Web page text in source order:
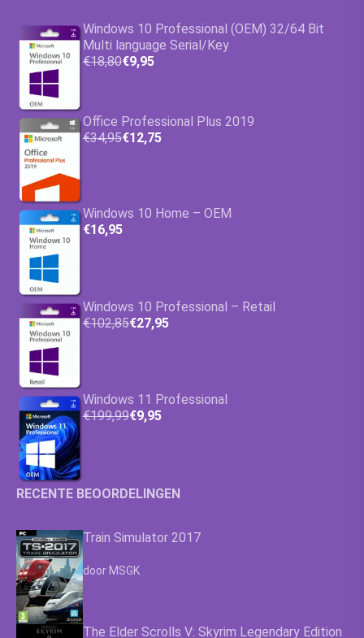
Windows 10 Professional (OEM) 32/64 Bit
Multi language Serial/Key
€18,80€9,95
Office Professional Plus 2019
€34,95€12,75
Windows 10 Home – OEM
€16,95
Windows 10 Professional – Retail
€102,85€27,95
Windows 11 Professional
€199,99€9,95
RECENTE BEOORDELINGEN
Train Simulator 2017
Waardering
door MSGK
The Elder Scrolls V: Skyrim Legendary Edition